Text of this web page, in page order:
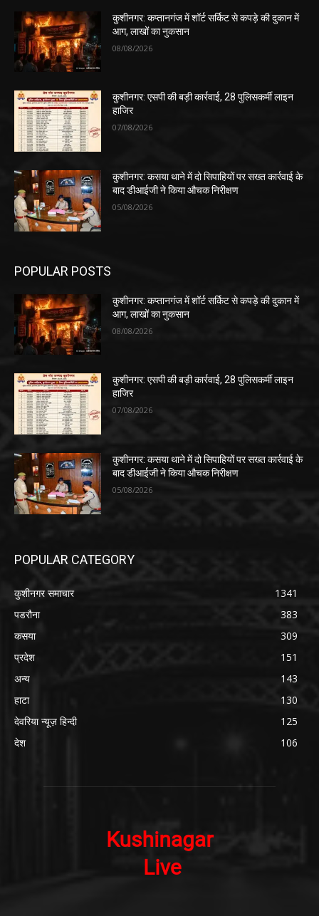
कुशीनगर: कप्तानगंज में शॉर्ट सर्किट से कपड़े की दुकान में
आग, लाखों का नुकसान
08/08/2026
कुशीनगर: एसपी की बड़ी कार्रवाई, 28 पुलिसकर्मी लाइन
हाजिर
07/08/2026
कुशीनगर: कसया थाने में दो सिपाहियों पर सख्त कार्रवाई के
बाद डीआईजी ने किया औचक निरीक्षण
05/08/2026
POPULAR POSTS
कुशीनगर: कप्तानगंज में शॉर्ट सर्किट से कपड़े की दुकान में
आग, लाखों का नुकसान
08/08/2026
कुशीनगर: एसपी की बड़ी कार्रवाई, 28 पुलिसकर्मी लाइन
हाजिर
07/08/2026
कुशीनगर: कसया थाने में दो सिपाहियों पर सख्त कार्रवाई के
बाद डीआईजी ने किया औचक निरीक्षण
05/08/2026
POPULAR CATEGORY
कुशीनगर समाचार
1341
पडरौना
383
कसया
309
प्रदेश
151
अन्य
143
हाटा
130
देवरिया न्यूज़ हिन्दी
125
देश
106